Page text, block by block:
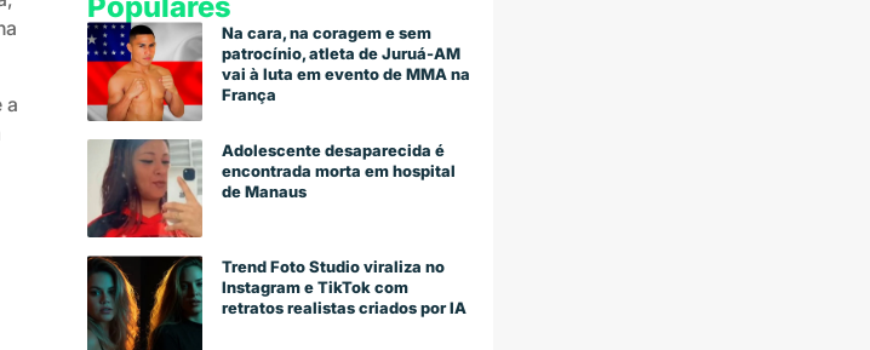
a
Na cara, na coragem e sem
patrocínio, atleta de Juruá-AM
vai à luta em evento de MMA na
França
Adolescente desaparecida é
encontrada morta em hospital
de Manaus
Trend Foto Studio viraliza no
Instagram e TikTok com
retratos realistas criados por IA